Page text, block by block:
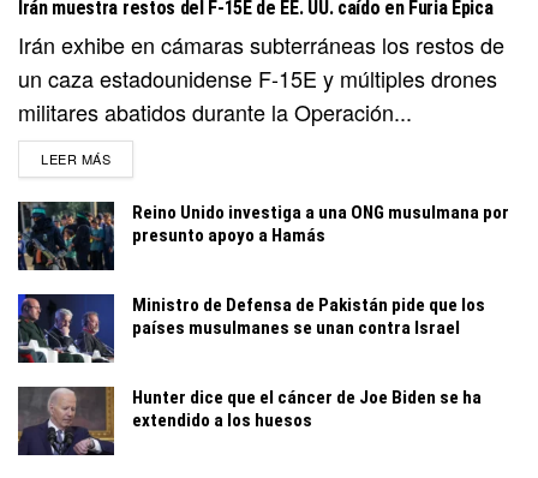
Irán muestra restos del F-15E de EE. UU. caído en Furia Épica
Irán exhibe en cámaras subterráneas los restos de
un caza estadounidense F-15E y múltiples drones
militares abatidos durante la Operación...
LEER MÁSDETAILS
Reino Unido investiga a una ONG musulmana por
presunto apoyo a Hamás
Ministro de Defensa de Pakistán pide que los
países musulmanes se unan contra Israel
Hunter dice que el cáncer de Joe Biden se ha
extendido a los huesos